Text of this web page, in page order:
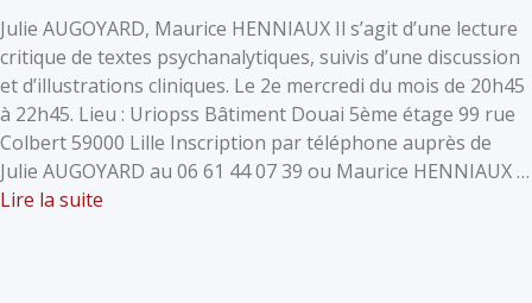
Julie AUGOYARD, Maurice HENNIAUX Il s’agit d’une lecture
critique de textes psychanalytiques, suivis d’une discussion
et d’illustrations cliniques. Le 2e mercredi du mois de 20h45
à 22h45. Lieu : Uriopss Bâtiment Douai 5ème étage 99 rue
Colbert 59000 Lille Inscription par téléphone auprès de
Julie AUGOYARD au 06 61 44 07 39 ou Maurice HENNIAUX …
Lire la suite